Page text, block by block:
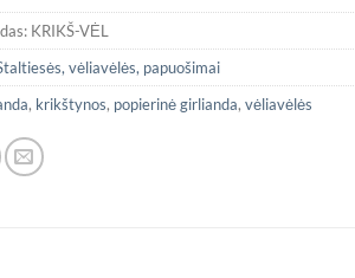
KRIKŠ-VĖL
vėliavėlės, papuošimai
, krikštynos, popierinė girlianda,vėliavėlės